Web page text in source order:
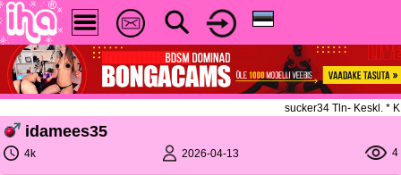
sucker34 Tln- Keskl. *
idamees35
4k 2026-04-13 4